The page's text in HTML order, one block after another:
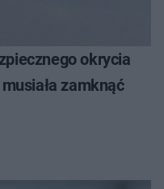
okrycia
zamknąć